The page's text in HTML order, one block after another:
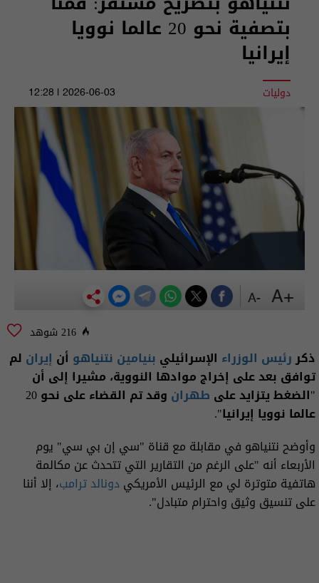
بتصفية نحو 20 عالما نوويا
إيرانيا
دوليات 2026-06-03 | 12:28
216 شوهد
ذكررئيس الوزراء الإسرائيلي بنيامين نتنياهو أن إيران لم
توافق بعد على إخراج موادها النووية، مشيرا إلى أن
"الضغط يتزايد على طهران
وقد تم القضاء على نحو 20
عالما نوويا إيرانيا".
وأوضح نتنياهو في مقابلة مع قناة "سي إن بي سي" يوم
الأربعاء أنه "على الرغم من التقارير التي تتحدث عن مكالمة
هاتفية متوترة لي مع الرئيس الأمريكيدونالد ترامب، إلا أننا
على تنسيق وثيق واحترام متبادل".
+A
-A